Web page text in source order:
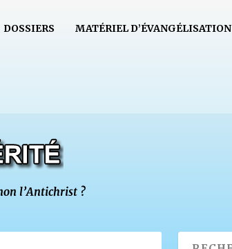
DOSSIERS MATÉRIEL D’ÉVANGÉLISATION